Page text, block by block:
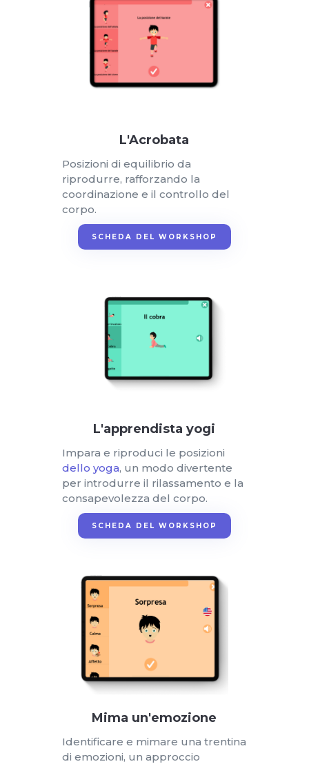
L'Acrobata
Posizioni di equilibrio da
riprodurre, rafforzando la
coordinazione e il controllo del
corpo.
SCHEDA DEL WORKSHOP
L'apprendista yogi
Impara e riproduci le posizioni
dello yoga, un modo divertente
per introdurre il rilassamento e la
consapevolezza del corpo.
SCHEDA DEL WORKSHOP
Mima un'emozione
Identificare e mimare una trentina
di emozioni, un approccio